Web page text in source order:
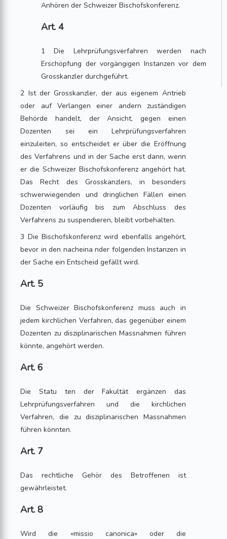
Anhören der Schweizer Bischofskonferenz.
Art. 4
1 Die Lehrprüfungsverfahren werden nach
Erschöpfung der vorgängigen Instanzen vor dem
Grosskanzler durchgeführt.
2 Ist der Grosskanzler, der aus eigenem Antrieb
oder auf Verlangen einer andern zuständigen
Behörde handelt, der Ansicht, gegen einen
Dozenten sei ein Lehrprüfungsverfahren
einzuleiten, so entscheidet er über die Eröffnung
des Verfahrens und in der Sache erst dann, wenn
er die Schweizer Bischofskonferenz angehört hat.
Das Recht des Grosskanzlers, in besonders
schwerwiegenden und dringlichen Fällen einen
Dozenten vorläufig bis zum Abschluss des
Verfahrens zu suspendieren, bleibt vorbehalten.
3 Die Bischofskonferenz wird ebenfalls angehört,
bevor in den nacheina nder folgenden Instanzen in
der Sache ein Entscheid gefällt wird.
Art. 5
Die Schweizer Bischofskonferenz muss auch in
jedem kirchlichen Verfahren, das gegenüber einem
Dozenten zu disziplinarischen Massnahmen führen
könnte, angehört werden.
Art. 6
Die Statu ten der Fakultät ergänzen das
Lehrprüfungsverfahren und die kirchlichen
Verfahren, die zu disziplinarischen Massnahmen
führen könnten.
Art. 7
Das rechtliche Gehör des Betroffenen ist
gewährleistet.
Art. 8
Wird die «missio canonica» oder die